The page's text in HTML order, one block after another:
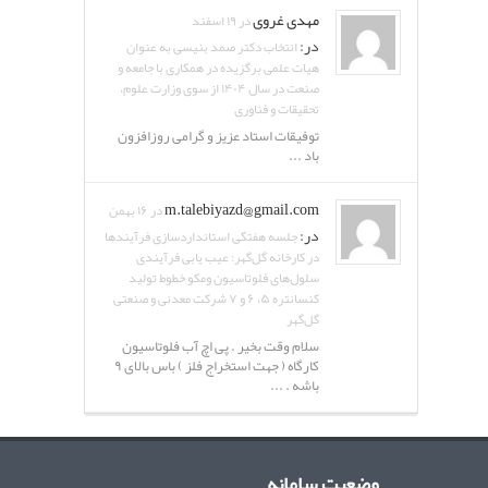
مهدی غرویدر ۱۹ اسفند
در:انتخاب دکتر صمد بنیسی به عنوان
هیات علمی برگزیده در همکاری با جامعه و
صنعت در سال ۱۴۰۴ از سوی وزارت علوم،
تحقیقات و فناوری
توفیقات استاد عزیز و گرامی روزافزون
باد ...
m.talebiyazd@gmail.comدر ۱۶ بهمن
در:جلسه هفتگی استانداردسازی فرآیندها
در کارخانه گل‌گهر: عیب یابی فرآیندی
سلول‌های فلوتاسیون ومکو خطوط تولید
کنسانتره ۵، ۶ و ۷ شرکت معدنی و صنعتی
گل‌گهر
سلام وقت بخیر . پی اچ آب فلوتاسیون
کارگاه ( جهت استخراج فلز ) باس بالای ۹
باشه . ...